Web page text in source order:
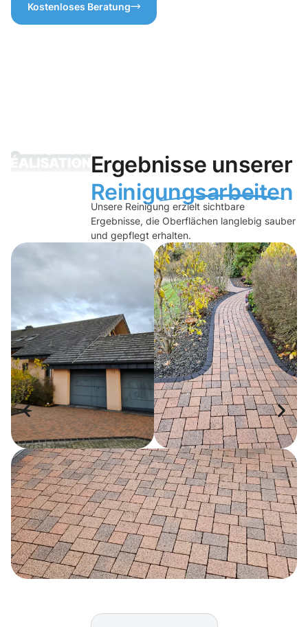
Kostenloses Beratung
Ergebnisse unserer
Reinigungsarbeiten
Unsere Reinigung erzielt sichtbare
Ergebnisse, die Oberflächen langlebig sauber
und gepflegt erhalten.